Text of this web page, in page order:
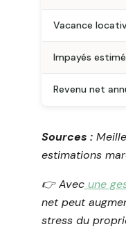
Vacance
Impayés
Revenu net
Sources :
estimations
👉️ Avec une
net peut
stress du